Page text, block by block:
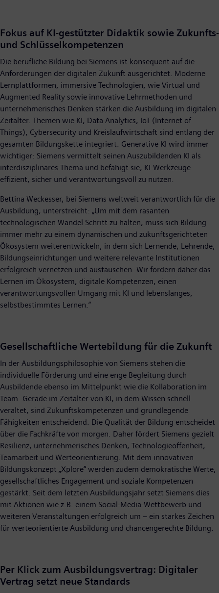
Fokus auf KI-gestützter Didaktik sowie Zukunfts-
und Schlüsselkompetenzen
Die berufliche Bildung bei Siemens ist konsequent auf die
Anforderungen der digitalen Zukunft ausgerichtet. Moderne
Lernplattformen, immersive Technologien, wie Virtual und
Augmented Reality sowie innovative Lehrmethoden und
unternehmerisches Denken stärken die Ausbildung im digitalen
Zeitalter. Themen wie KI, Data Analytics, IoT (Internet of
Things), Cybersecurity und Kreislaufwirtschaft sind entlang der
gesamten Bildungskette integriert. Generative KI wird immer
wichtiger: Siemens vermittelt seinen Auszubildenden KI als
interdisziplinäres Thema und befähigt sie, KI-Werkzeuge
effizient, sicher und verantwortungsvoll zu nutzen.
Bettina Weckesser, bei Siemens weltweit verantwortlich für die
Ausbildung, unterstreicht: „Um mit dem rasanten
technologischen Wandel Schritt zu halten, muss sich Bildung
immer mehr zu einem dynamischen und zukunftsgerichteten
Ökosystem weiterentwickeln, in dem sich Lernende, Lehrende,
Bildungseinrichtungen und weitere relevante Institutionen
erfolgreich vernetzen und austauschen. Wir fördern daher das
Lernen im Ökosystem, digitale Kompetenzen, einen
verantwortungsvollen Umgang mit KI und lebenslanges,
selbstbestimmtes Lernen.”
Gesellschaftliche Wertebildung für die Zukunft
In der Ausbildungsphilosophie von Siemens stehen die
individuelle Förderung und eine enge Begleitung durch
Ausbildende ebenso im Mittelpunkt wie die Kollaboration im
Team. Gerade im Zeitalter von KI, in dem Wissen schnell
veraltet, sind Zukunftskompetenzen und grundlegende
Fähigkeiten entscheidend. Die Qualität der Bildung entscheidet
über die Fachkräfte von morgen. Daher fördert Siemens gezielt
Resilienz, unternehmerisches Denken, Technologieoffenheit,
Teamarbeit und Werteorientierung. Mit dem innovativen
Bildungskonzept „Xplore“ werden zudem demokratische Werte,
gesellschaftliches Engagement und soziale Kompetenzen
gestärkt. Seit dem letzten Ausbildungsjahr setzt Siemens dies
mit Aktionen wie z.B. einem Social-Media-Wettbewerb und
weiteren Veranstaltungen erfolgreich um – ein starkes Zeichen
für werteorientierte Ausbildung und chancengerechte Bildung.
Per Klick zum Ausbildungsvertrag: Digitaler
Vertrag setzt neue Standards